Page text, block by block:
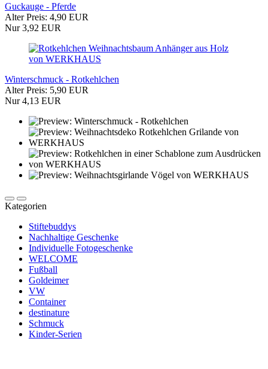
Guckauge - Pferde
Alter Preis: 4,90 EUR
Nur 3,92 EUR
Winterschmuck - Rotkehlchen
Alter Preis: 5,90 EUR
Nur 4,13 EUR
Kategorien
Stiftebuddys
Nachhaltige Geschenke
Individuelle Fotogeschenke
WELCOME
Fußball
Goldeimer
VW
Container
destinature
Schmuck
Kinder-Serien